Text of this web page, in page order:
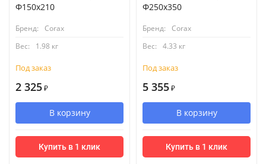
Ф150х210
Бренд:
Corax
Вес:
1.98 кг
Под заказ
2 325 ₽
В корзину
Купить в 1 клик
Ф250х350
Бренд:
Corax
Вес:
4.33 кг
Под заказ
5 355 ₽
В корзину
Купить в 1 клик